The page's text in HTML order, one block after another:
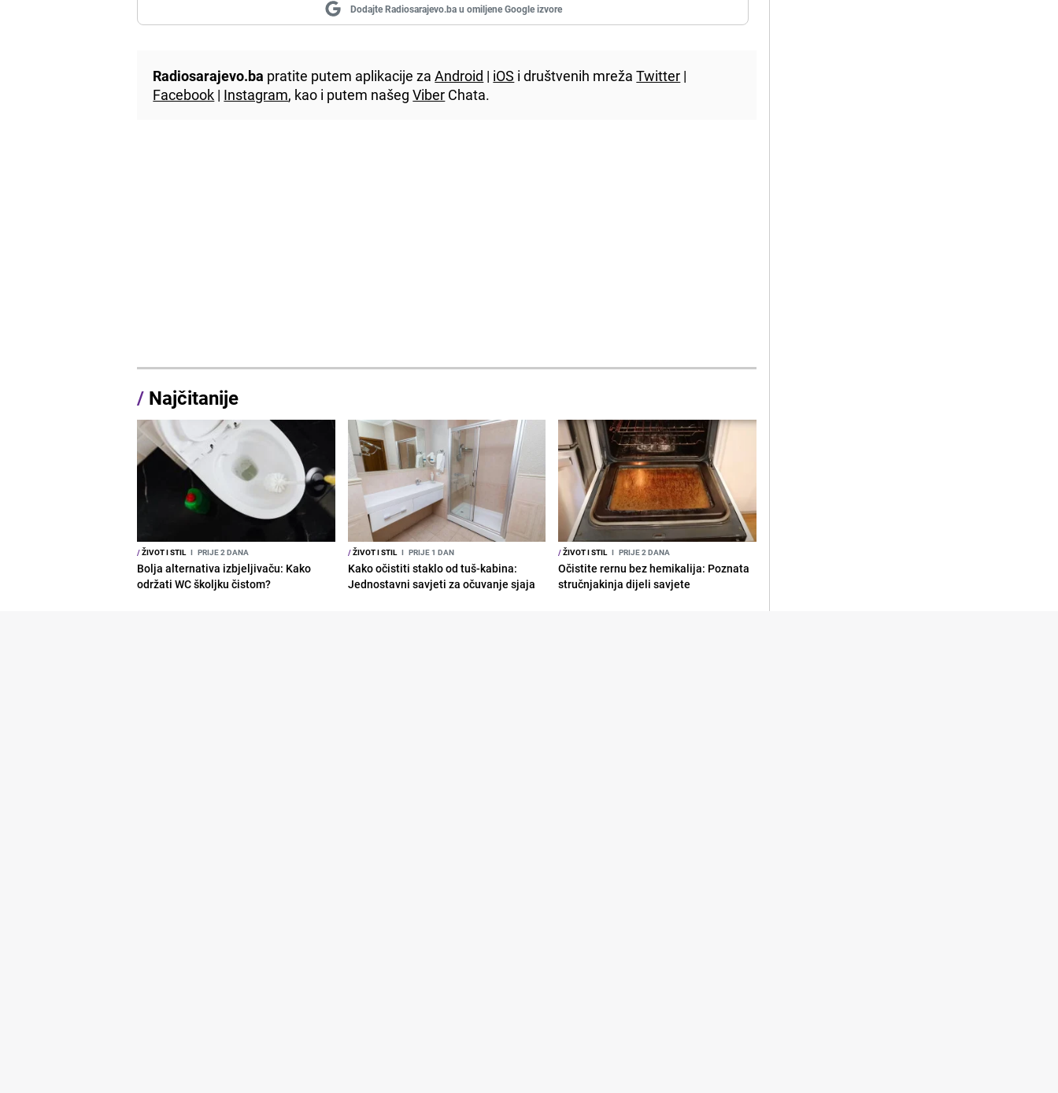
Dodajte Radiosarajevo.ba u omiljene Google izvore
Radiosarajevo.ba pratite putem aplikacije zaAndroid | iOS i društvenih mrežaTwitter |
Facebook | Instagram, kao i putem našegViber Chata.
/ Najčitanije
/ŽIVOT I STIL I PRIJE 2 DANA
Bolja alternativa izbjeljivaču: Kako
održati WC školjku čistom?
/ŽIVOT I STIL I PRIJE 1 DAN
Kako očistiti staklo od tuš-kabina:
Jednostavni savjeti za očuvanje sjaja
/ŽIVOT I STIL I PRIJE 2 DANA
Očistite rernu bez hemikalija: Poznata
stručnjakinja dijeli savjete